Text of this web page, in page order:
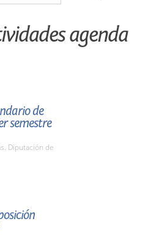
agenda
de
semestre
Diputación de